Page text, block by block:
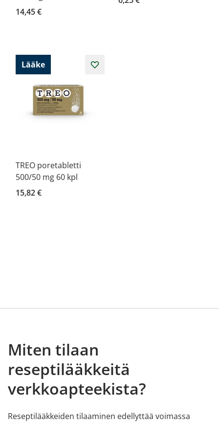
14,45 €
Lääke
TREO poretabletti
500/50 mg 60 kpl
15,82 €
Miten tilaan
reseptilääkkeitä
verkkoapteekista?
Reseptilääkkeiden tilaaminen edellyttää voimassa